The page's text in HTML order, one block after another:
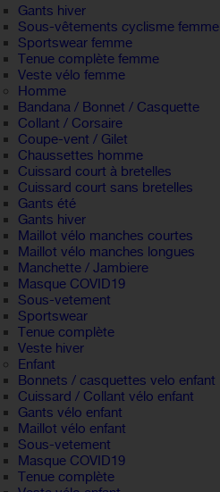
Gants hiver
Sous-vêtements cyclisme femme
Sportswear femme
Tenue complète femme
Veste vélo femme
Homme
Bandana / Bonnet / Casquette
Collant / Corsaire
Coupe-vent / Gilet
Chaussettes homme
Cuissard court à bretelles
Cuissard court sans bretelles
Gants été
Gants hiver
Maillot vélo manches courtes
Maillot vélo manches longues
Manchette / Jambiere
Masque COVID19
Sous-vetement
Sportswear
Tenue complète
Veste hiver
Enfant
Bonnets / casquettes velo enfant
Cuissard / Collant vélo enfant
Gants vélo enfant
Maillot vélo enfant
Sous-vetement
Masque COVID19
Tenue complète